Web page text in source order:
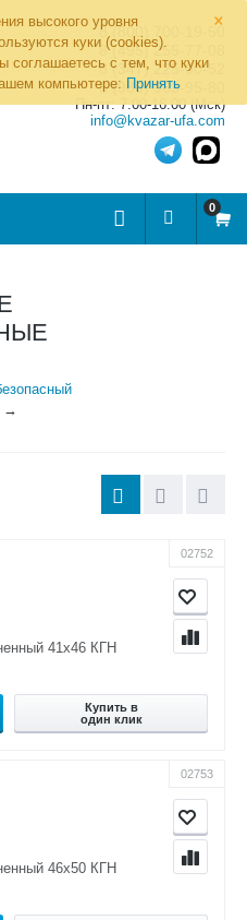
×
высокого уровня
куки (cookies).
соглашаетесь с тем, что куки
компьютере: Принять
8 (800) 700-19-50
8 (495) 255-77-08
8 (347) 225-00-52
8 (986) 963-95-80
Пн-пт: 7.00-16.00 (Мск)
info@kvazar-ufa.com
0
02752
41х46 КГН
Купить в
один клик
02753
46х50 КГН